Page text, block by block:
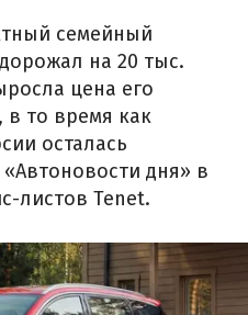
семейный
на 20 тыс.
цена его
в то время как
осталась
дня» в
листов Tenet.